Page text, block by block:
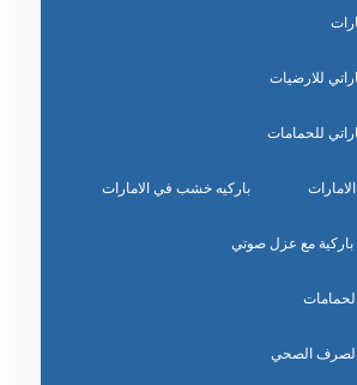
للارضيات
للحمامات
باركيه خشب في الامارات
مع عزل صوتي
الصحي